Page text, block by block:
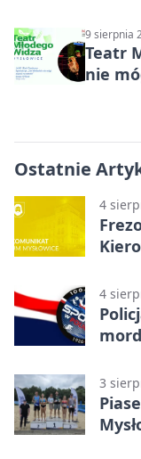
9 sierpnia
Teatr
nie
Ostatnie
4
4
3